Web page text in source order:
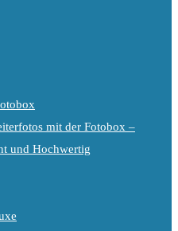
mit der Fotobox –
und Hochwertig